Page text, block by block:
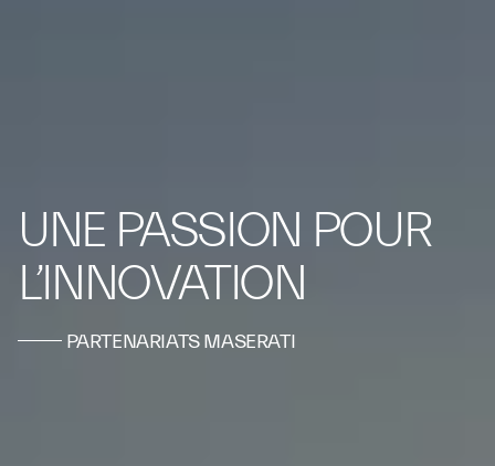
UNE PASSION POUR
L’INNOVATION
PARTENARIATS MASERATI